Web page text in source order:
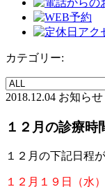
カテゴリー:
2018.12.04 お知らせ
１２月の診療時
１２月の下記日程
１２月１９日（水